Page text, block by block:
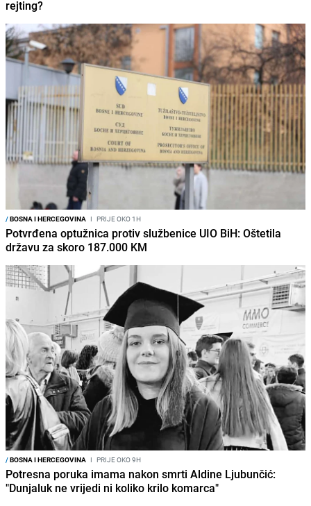
rejting?
/BOSNA I HERCEGOVINA I PRIJE OKO 1H
Potvrđena optužnica protiv službenice UIO BiH: Oštetila
državu za skoro 187.000 KM
/BOSNA I HERCEGOVINA I PRIJE OKO 9H
Potresna poruka imama nakon smrti Aldine Ljubunčić:
"Dunjaluk ne vrijedi ni koliko krilo komarca"